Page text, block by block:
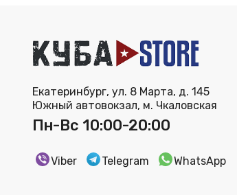
Екатеринбург, ул. 8 Марта, д. 145
Южный автовокзал, м. Чкаловская
Пн-Вс 10:00-20:00
Viber Telegram WhatsApp